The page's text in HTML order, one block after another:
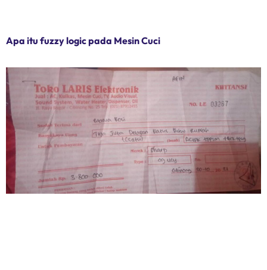
Apa itu fuzzy logic pada Mesin Cuci